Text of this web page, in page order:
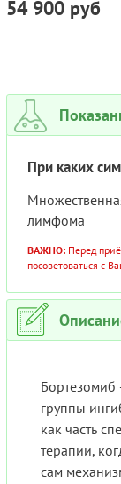
100МГ
54 900 руб
При каких
лимфома
ВАЖНО: Перед
посоветоваться с
Бортезомиб
группы
как часть
терапии,
сам